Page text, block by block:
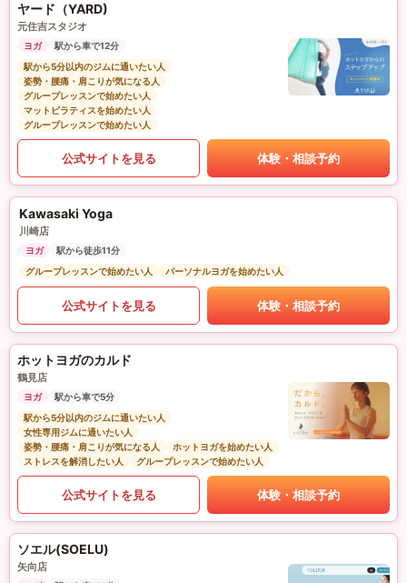
ヤード（YARD)
元住吉スタジオ
ヨガ
駅から車で12分
駅から5分以内のジムに通いたい人
姿勢・腰痛・肩こりが気になる人
グループレッスンで始めたい人
マットピラティスを始めたい人
グループレッスンで始めたい人
公式サイトを見る 体験・相談予約
Kawasaki Yoga
川崎店
ヨガ
駅から徒歩11分
グループレッスンで始めたい人
パーソナルヨガを始めたい人
公式サイトを見る 体験・相談予約
ホットヨガのカルド
鶴見店
ヨガ
駅から車で5分
駅から5分以内のジムに通いたい人
女性専用ジムに通いたい人
姿勢・腰痛・肩こりが気になる人
ホットヨガを始めたい人
ストレスを解消したい人
グループレッスンで始めたい人
公式サイトを見る 体験・相談予約
ソエル(SOELU)
矢向店